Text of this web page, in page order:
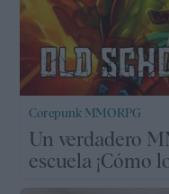
Corepunk MMORPG
Un verdadero
escuela ¡Cómo